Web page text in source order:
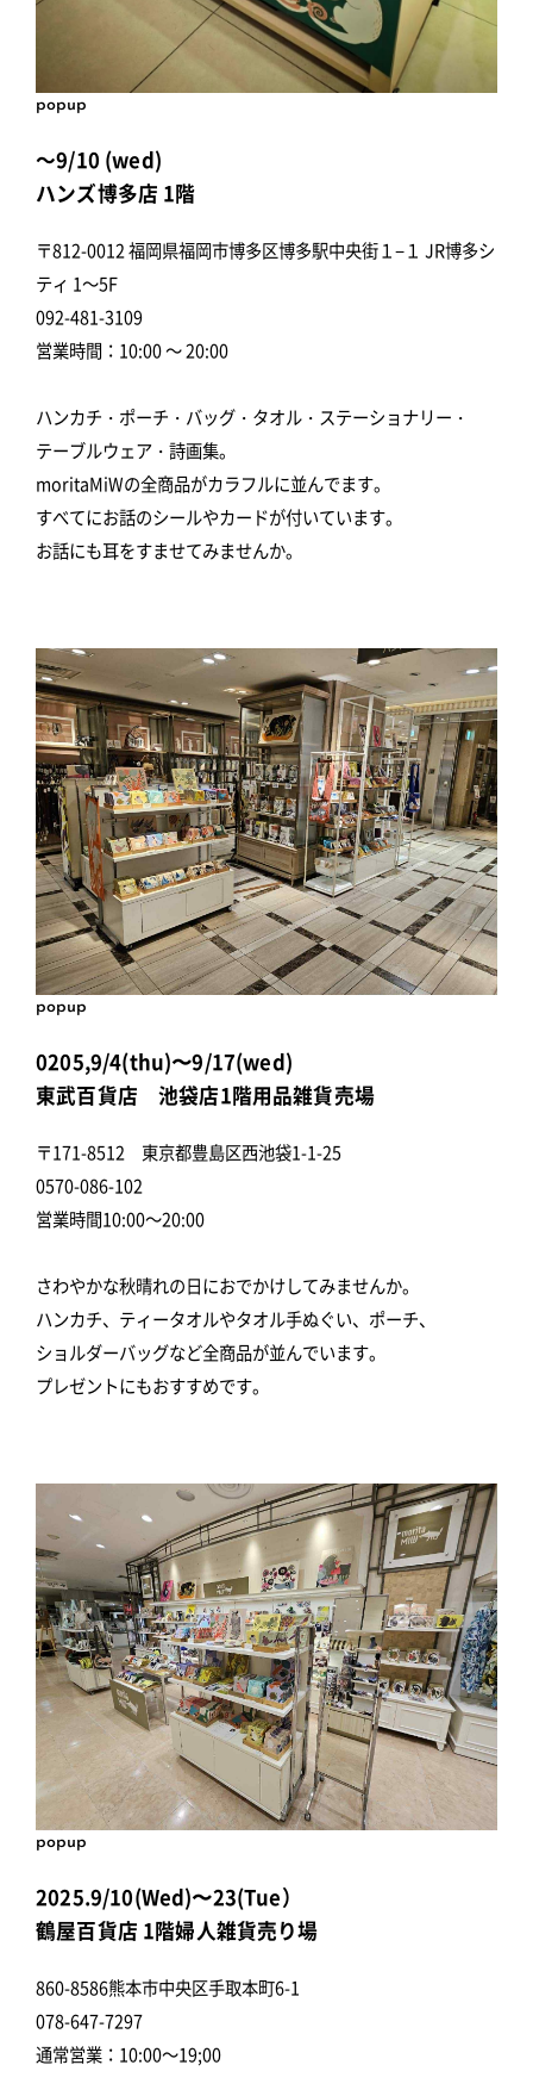
popup
～9/10 (wed)
ハンズ博多店 1階
〒812-0012 福岡県福岡市博多区博多駅中央街１−１ JR博多シ
ティ 1～5F
092-481-3109
営業時間：10:00 ～ 20:00
ハンカチ・ポーチ・バッグ・タオル・ステーショナリー・
テーブルウェア・詩画集。
moritaMiWの全商品がカラフルに並んでます。
すべてにお話のシールやカードが付いています。
お話にも耳をすませてみませんか。
popup
0205,9/4(thu)〜9/17(wed)
東武百貨店 池袋店1階用品雑貨売場
〒171-8512 東京都豊島区西池袋1-1-25
0570-086-102
営業時間10:00～20:00
さわやかな秋晴れの日におでかけしてみませんか。
ハンカチ、ティータオルやタオル手ぬぐい、ポーチ、
ショルダーバッグなど全商品が並んでいます。
プレゼントにもおすすめです。
popup
2025.9/10(Wed)〜23(Tue）
鶴屋百貨店 1階婦人雑貨売り場
860-8586熊本市中央区手取本町6-1
078-647-7297
通常営業：10:00～19;00